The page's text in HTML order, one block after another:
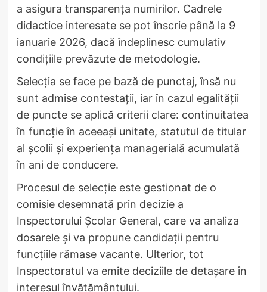
a asigura transparența numirilor. Cadrele
didactice interesate se pot înscrie până la 9
ianuarie 2026, dacă îndeplinesc cumulativ
condițiile prevăzute de metodologie.
Selecția se face pe bază de punctaj, însă nu
sunt admise contestații, iar în cazul egalității
de puncte se aplică criterii clare: continuitatea
în funcție în aceeași unitate, statutul de titular
al școlii și experiența managerială acumulată
în ani de conducere.
Procesul de selecție este gestionat de o
comisie desemnată prin decizie a
Inspectorului Școlar General, care va analiza
dosarele și va propune candidații pentru
funcțiile rămase vacante. Ulterior, tot
Inspectoratul va emite deciziile de detașare în
interesul învățământului.